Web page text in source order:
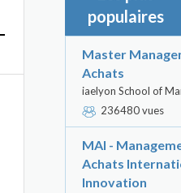
populaires
Master
Achats
iaelyon School of
236480 vues
MAI -
Achats
Innovation